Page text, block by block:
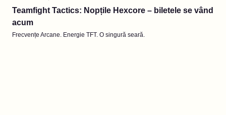
Teamfight Tactics: Nopțile Hexcore – biletele se vând
acum
Frecvențe Arcane. Energie TFT. O singură seară.